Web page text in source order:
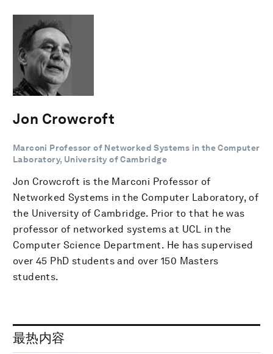
Jon Crowcroft
Marconi Professor of Networked Systems in the Computer
Laboratory, University of Cambridge
Jon Crowcroft is the Marconi Professor of
Networked Systems in the Computer Laboratory, of
the University of Cambridge. Prior to that he was
professor of networked systems at UCL in the
Computer Science Department. He has supervised
over 45 PhD students and over 150 Masters
students.
最热内容